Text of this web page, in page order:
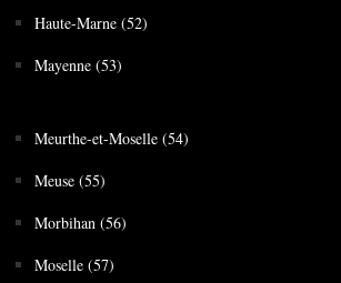
Haute-Marne (52)
Mayenne (53)
Meurthe-et-Moselle (54)
Meuse (55)
Morbihan (56)
Moselle (57)